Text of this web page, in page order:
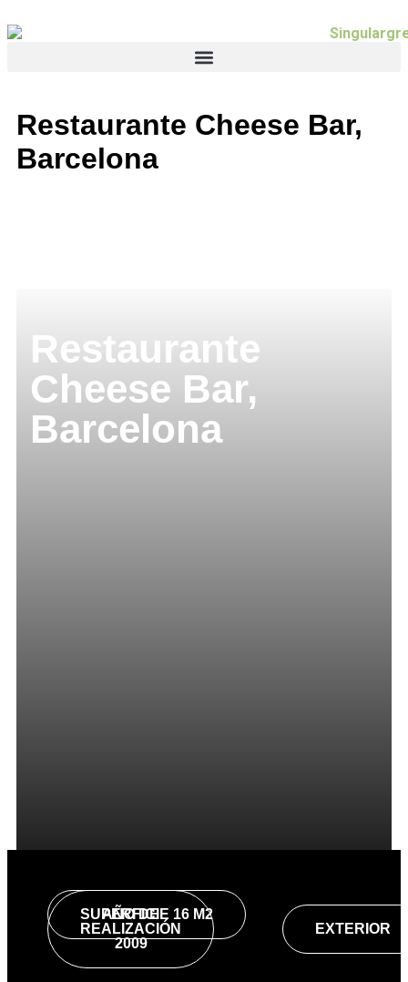
Restaurante Cheese Bar,
Barcelona
Restaurante
Cheese Bar,
Barcelona
AÑO DE
REALIZACIÓN
2009
SUPERFICIE 16 M2
EXTERIOR